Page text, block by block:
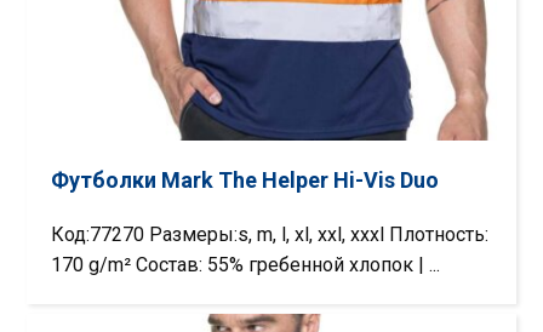
Футболки Mark The Helper Hi-Vis Duo
Код:77270 Размеры:s, m, l, xl, xxl, xxxl Плотность:
170 g/m² Состав: 55% гребенной хлопок | ...